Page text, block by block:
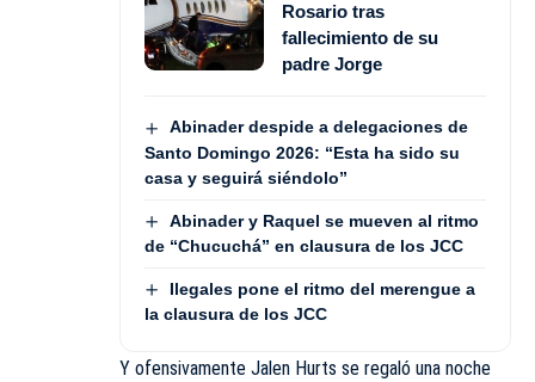
Rosario tras
fallecimiento de su
padre Jorge
Abinader despide a delegaciones de
Santo Domingo 2026: “Esta ha sido su
casa y seguirá siéndolo”
Abinader y Raquel se mueven al ritmo
de “Chucuchá” en clausura de los JCC
Ilegales pone el ritmo del merengue a
la clausura de los JCC
Y ofensivamente Jalen Hurts se regaló una noche